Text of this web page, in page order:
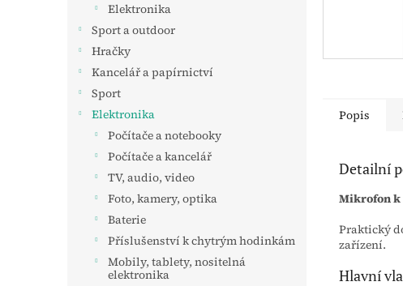
Elektronika
Sport a outdoor
Hračky
Kancelář a papírnictví
Sport
Elektronika
Počítače a notebooky
Počítače a kancelář
TV, audio, video
Foto, kamery, optika
Baterie
Příslušenství k chytrým hodinkám
Mobily, tablety, nositelná
elektronika
Popis
Detailní
Mikrofon k
Praktický
zařízení.
Hlavní